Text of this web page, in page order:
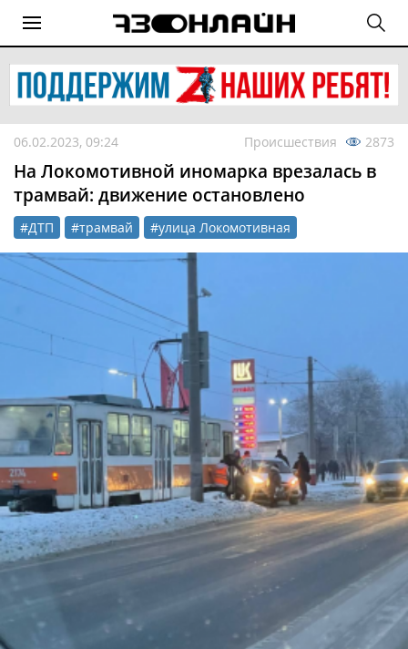
06.02.2023, 09:24 Происшествия 2873
На Локомотивной иномарка врезалась в
трамвай: движение остановлено
#ДТП #трамвай #улица Локомотивная